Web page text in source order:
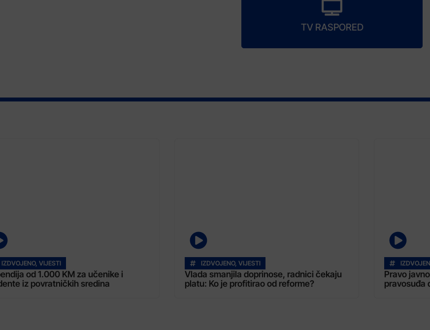
TV RASPORED
IZDVOJENO, VIJESTI
od 1.000 KM za učenike i
iz povratničkih sredina
IZDVOJENO, VIJESTI
Vlada smanjila doprinose, radnici čekaju
platu: Ko je profitirao od reforme?
Pravo
pravosuđa